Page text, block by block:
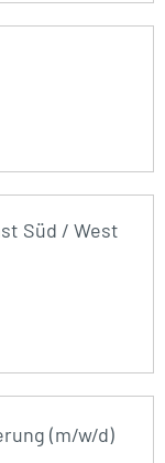
Süd / West
(m/w/d)